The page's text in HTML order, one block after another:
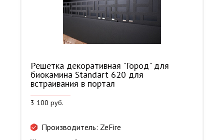
Решетка декоративная "Город" для
биокамина Standart 620 для
встраивания в портал
3 100 руб.
Производитель: ZeFire